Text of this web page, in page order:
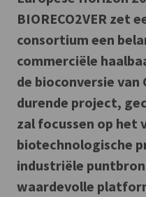
BIORECO2VER zet
consortium een
commerciële
de bioconversie van
durende project,
zal focussen op het
biotechnologische
industriële
waardevolle